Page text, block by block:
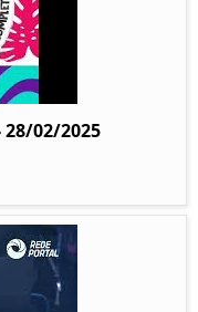
28/02/2025